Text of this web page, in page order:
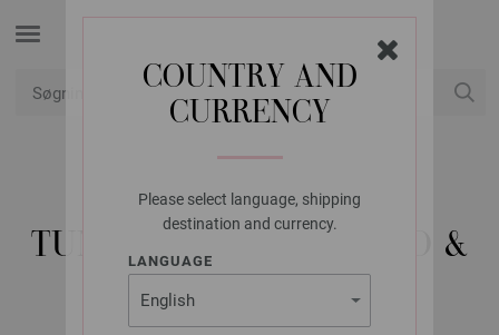
COUNTRY AND
CURRENCY
Please select language, shipping
destination and currency.
LANGUAGE
LANA GROSSA
TUNIKA LEGGERISSIMO &
COTONE